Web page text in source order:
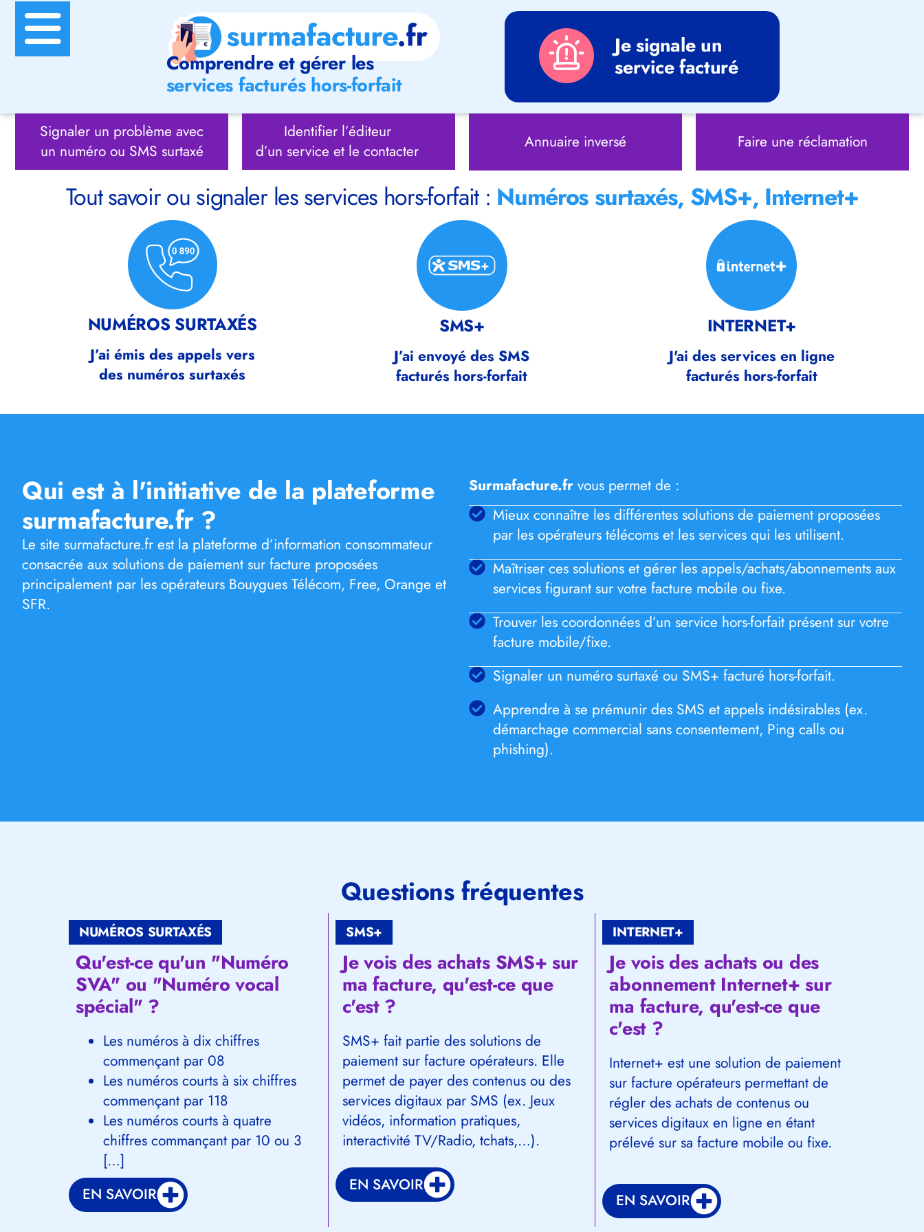
Comprendre et gérer les
services facturés hors-forfait
Je signale un
service facturé
Signaler un problème avec
un numéro ou SMS surtaxé
Identifier l’éditeur
d’un service et le contacter
Annuaire inversé Faire une réclamation
Tout savoir ou signaler les services hors-forfait : Numéros surtaxés, SMS+, Internet+
NUMÉROS SURTAXÉS
J’ai émis des appels vers
des numéros surtaxés
SMS+
J’ai envoyé des SMS
facturés hors-forfait
INTERNET+
J'ai des services en ligne
facturés hors-forfait
Qui est à l'initiative de la plateforme
surmafacture.fr ?
Le site surmafacture.fr est la plateforme d’information consommateur
consacrée aux solutions de paiement sur facture proposées
principalement par les opérateurs Bouygues Télécom, Free, Orange et
SFR.
Surmafacture.fr vous permet de :
Mieux connaître les différentes solutions de paiement proposées
par les opérateurs télécoms et les services qui les utilisent.
Maîtriser ces solutions et gérer les appels/achats/abonnements aux
services figurant sur votre facture mobile ou fixe.
Trouver les coordonnées d’un service hors-forfait présent sur votre
facture mobile/fixe.
Signaler un numéro surtaxé ou SMS+ facturé hors-forfait.
Apprendre à se prémunir des SMS et appels indésirables (ex.
démarchage commercial sans consentement, Ping calls ou
phishing).
Questions fréquentes
NUMÉROS SURTAXÉS
Qu'est-ce qu'un "Numéro
SVA" ou "Numéro vocal
spécial" ?
Les numéros à dix chiffres
commençant par 08
Les numéros courts à six chiffres
commençant par 118
Les numéros courts à quatre
chiffres commançant par 10 ou 3
[…]
EN SAVOIR
SMS+
Je vois des achats SMS+ sur
ma facture, qu'est-ce que
c'est ?
SMS+ fait partie des solutions de
paiement sur facture opérateurs. Elle
permet de payer des contenus ou des
services digitaux par SMS (ex. Jeux
vidéos, information pratiques,
interactivité TV/Radio, tchats,…).
EN SAVOIR
INTERNET+
Je vois des achats ou des
abonnement Internet+ sur
ma facture, qu'est-ce que
c'est ?
Internet+ est une solution de paiement
sur facture opérateurs permettant de
régler des achats de contenus ou
services digitaux en ligne en étant
prélevé sur sa facture mobile ou fixe.
EN SAVOIR